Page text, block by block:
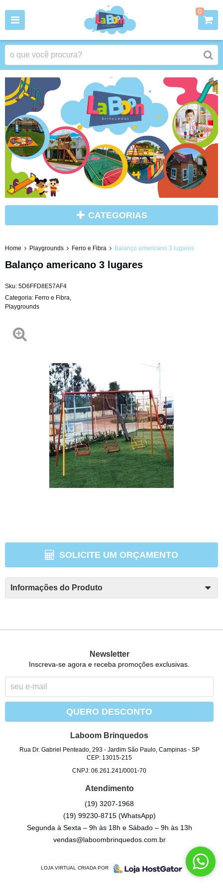
0
CATEGORIAS
Home Playgrounds Ferro e Fibra Balanço americano 3 lugares
Balanço americano 3 lugares
Sku: 5D6FFD8E57AF4
Categoria: Ferro e Fibra,
Playgrounds
SOLICITE UM ORÇAMENTO
Informações do Produto
Newsletter
Inscreva-se agora e receba promoções exclusivas.
QUERO DESCONTO
Laboom Brinquedos
Rua Dr. Gabriel Penteado, 293- Jardim São Paulo, Campinas- SP
CEP: 13015-215
CNPJ: 06.261.241/0001-70
Atendimento
(19) 3207-1968
(19) 99230-8715 (WhatsApp)
Segunda à Sexta – 9h às 18h e Sábado – 9h às 13h
vendas@laboombrinquedos.com.br
LOJA VIRTUAL CRIADA POR